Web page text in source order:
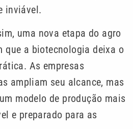
inviável.
uma nova etapa do agro
que a biotecnologia deixa o
As empresas
ampliam seu alcance, mas
modelo de produção mais
e preparado para as